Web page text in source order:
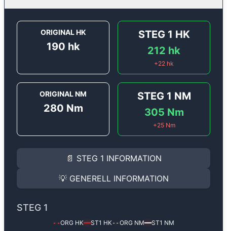
ORIGINAL HK
190 hk
STEG 1 HK
212 hk
+22 hk
ORIGINAL NM
280 Nm
STEG 1 NM
305 Nm
+25Nm
📄 STEG 1 INFORMATION
INFORMATION
Steg 1
Audi A6 2.8 FSi - 190 hk.
Effekten ökar från190 hktill212 hkoch
(+22 hk & +25 Nm).
Ger mer effekt, högre vridmoment, lägre
Steg 1 mjukvara justerar vi ett antal
💡 GENERELL INFORMATION
✅ All mjukvara är skräddarsydd för din bil
✅ Felsökning inann samt efter optimering
STEG 1
--ORG HK━━ST1 HK--ORG NM━━ST1 NM